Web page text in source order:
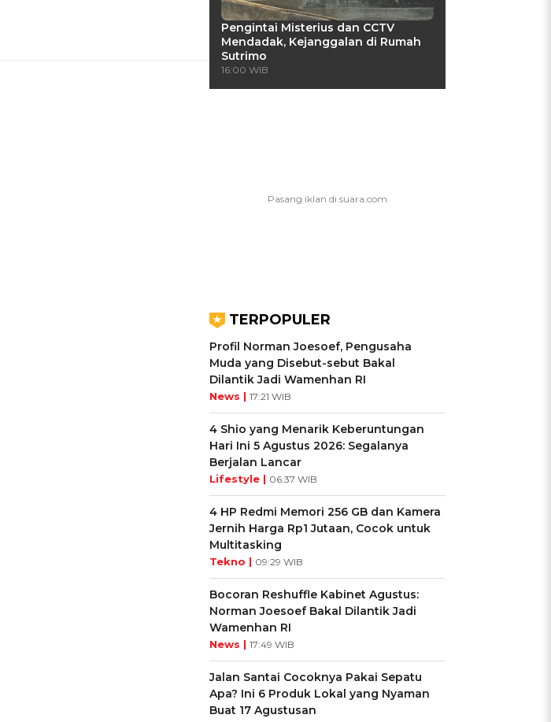
Pengintai Misterius dan CCTV
Mendadak, Kejanggalan di Rumah
Sutrimo
16:00 WIB
TERPOPULER
Profil Norman Joesoef, Pengusaha
Muda yang Disebut-sebut Bakal
Dilantik Jadi Wamenhan RI
News | 17:21 WIB
4 Shio yang Menarik Keberuntungan
Hari Ini 5 Agustus 2026: Segalanya
Berjalan Lancar
Lifestyle | 06:37 WIB
4 HP Redmi Memori 256 GB dan Kamera
Jernih Harga Rp1 Jutaan, Cocok untuk
Multitasking
Tekno | 09:29 WIB
Bocoran Reshuffle Kabinet Agustus:
Norman Joesoef Bakal Dilantik Jadi
Wamenhan RI
News | 17:49 WIB
Jalan Santai Cocoknya Pakai Sepatu
Apa? Ini 6 Produk Lokal yang Nyaman
Buat 17 Agustusan